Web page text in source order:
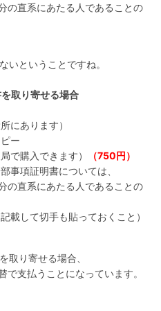
の直系にあたる人であることの
いということですね。
取り寄せる場合
にあります）
ー
で購入できます）
（750円）
事項証明書については、
の直系にあたる人であることの
載して切手も貼っておくこと）
取り寄せる場合、
支払うことになっています。